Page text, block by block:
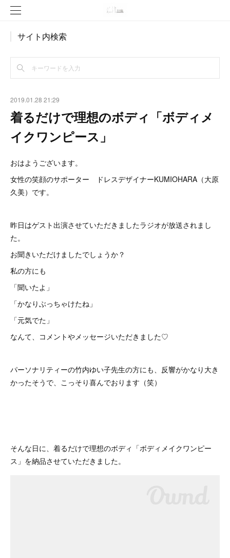
サイト内検索
2019.01.28 21:29
着るだけで理想のボディ「ボディメ
イクワンピース」
おはようございます。
女性の笑顔のサポーター ドレスデザイナーKUMIOHARA（大原
久美）です。
昨日はゲスト出演させていただきましたラジオが放送されまし
た。
お聞きいただけましたでしょうか？
私の方にも
「聞いたよ」
「かなりぶっちゃけたね」
「元気でた」
なんて、コメントやメッセージいただきました♡
パーソナリティーの竹内ゆい子先生の方にも、反響がかなり大き
かったそうで、こっそり喜んでおります（笑）
そんな日に、着るだけで理想のボディ「ボディメイクワンピー
ス」を納品させていただきました。